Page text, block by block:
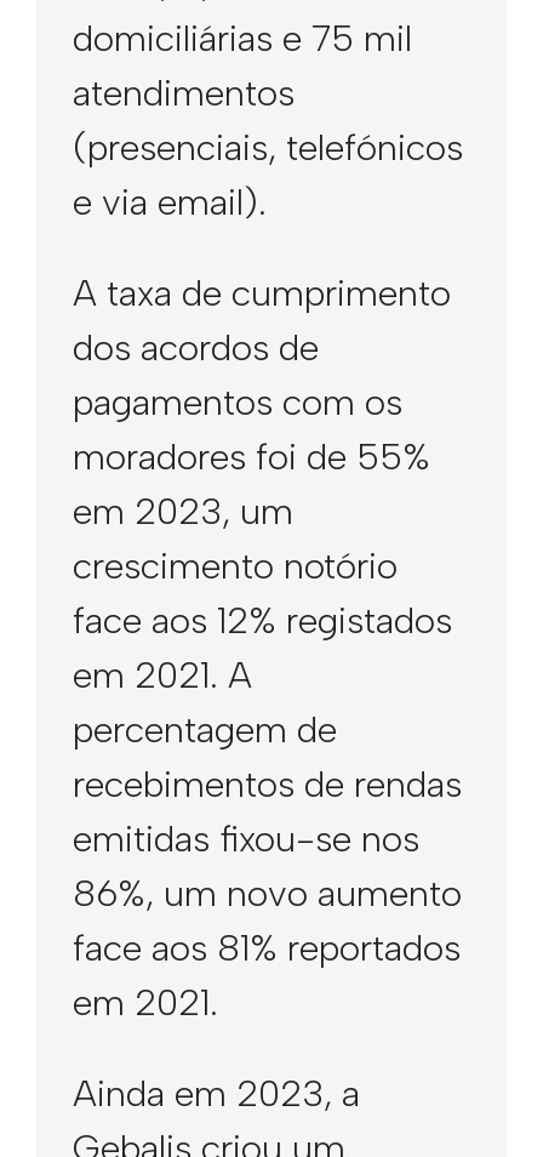
domiciliárias e 75 mil
atendimentos
(presenciais, telefónicos
e via email).
A taxa de cumprimento
dos acordos de
pagamentos com os
moradores foi de 55%
em 2023, um
crescimento notório
face aos 12% registados
em 2021. A
percentagem de
recebimentos de rendas
emitidas fixou-se nos
86%, um novo aumento
face aos 81% reportados
em 2021.
Ainda em 2023, a
Gebalis criou um